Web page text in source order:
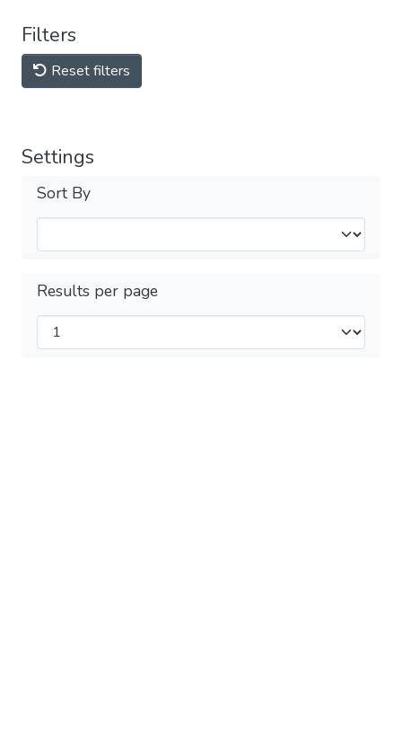
Filters
Reset filters
Settings
Sort By
Results per page